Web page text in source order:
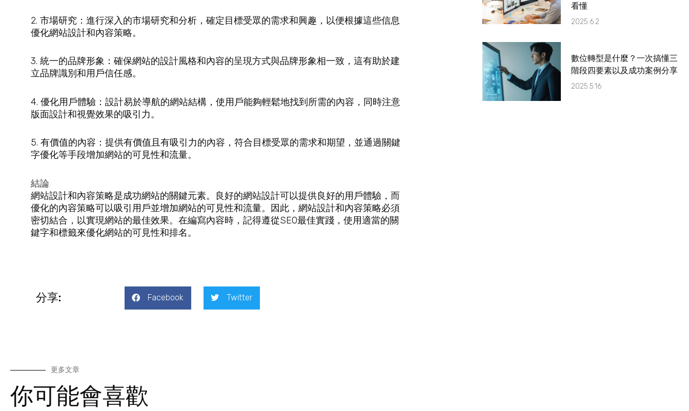
2. 市場研究：進行深入的市場研究和分析，確定目標受眾的需求和興趣，以便根據這些信息
優化網站設計和內容策略。
3. 統一的品牌形象：確保網站的設計風格和內容的呈現方式與品牌形象相一致，這有助於建
立品牌識別和用戶信任感。
4. 優化用戶體驗：設計易於導航的網站結構，使用戶能夠輕鬆地找到所需的內容，同時注意
版面設計和視覺效果的吸引力。
5. 有價值的內容：提供有價值且有吸引力的內容，符合目標受眾的需求和期望，並通過關鍵
字優化等手段增加網站的可見性和流量。
結論
網站設計和內容策略是成功網站的關鍵元素。良好的網站設計可以提供良好的用戶體驗，而
優化的內容策略可以吸引用戶並增加網站的可見性和流量。因此，網站設計和內容策略必須
密切結合，以實現網站的最佳效果。在編寫內容時，記得遵從SEO最佳實踐，使用適當的關
鍵字和標籤來優化網站的可見性和排名。
分享: Facebook Twitter
看懂
2025.6.2
數位轉型是什麼？一次搞懂三
階段四要素以及成功案例分享
2025.5.16
更多文章
你可能會喜歡